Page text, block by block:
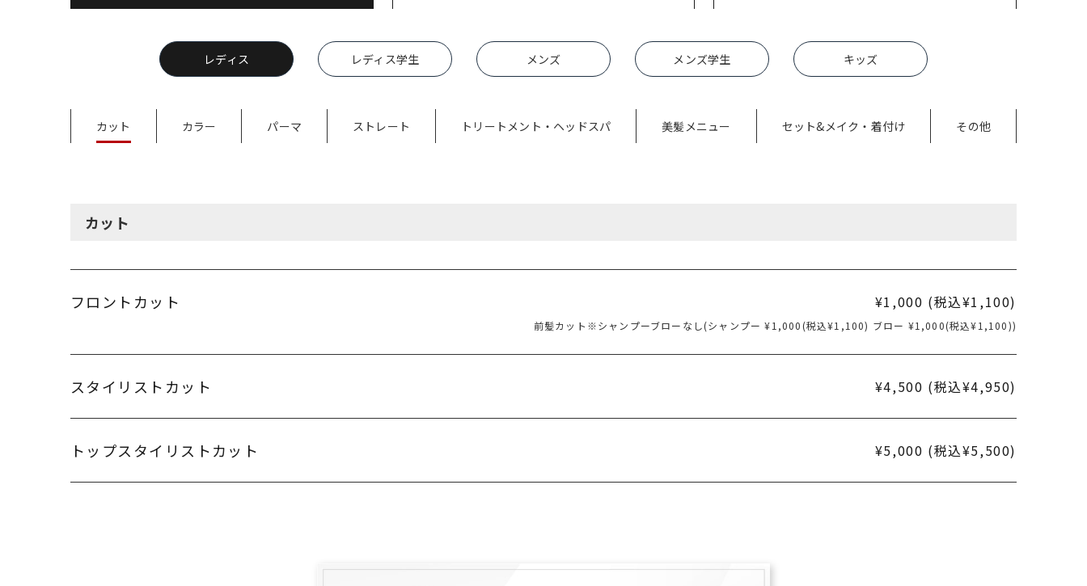
レディス レディス学生 メンズ メンズ学生 キッズ
カット カラー パーマ ストレート トリートメント・ヘッドスパ 美髪メニュー セット&メイク・着付け その他
カット
フロントカット ¥1,000 (税込¥1,100)
前髪カット※シャンプーブローなし(シャンプー ¥1,000(税込¥1,100) ブロー ¥1,000(税込¥1,100))
スタイリストカット ¥4,500 (税込¥4,950)
トップスタイリストカット ¥5,000 (税込¥5,500)